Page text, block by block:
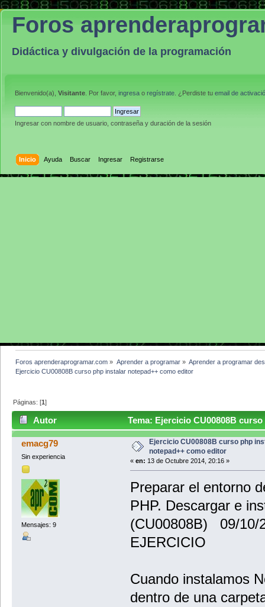
Foros
Didáctica y divulgación de la programación
Bienvenido(a), Visitante . Por favor, ingresa o regístrate . ¿Perdiste tu email de
Ingresar con nombre de usuario, contraseña y duración de la sesión
Inicio Ayuda Buscar Ingresar Registrarse
Foros aprenderaprogramar.com » Aprender a programar» Aprender a programar
Ejercicio CU00808B curso php instalar notepad++ como editor
Páginas: [1]
Autor
Tema: Ejercicio CU00808B
veces)
emacg79
Sin experiencia
Mensajes: 9
Ejercicio CU00808B curso php
notepad++ como editor
« en: 13 de Octubre 2014, 20:16 »
Preparar el entorno
PHP. Descargar e
(CU00808B) 09/10/
EJERCICIO
Cuando instalamos
dentro de una